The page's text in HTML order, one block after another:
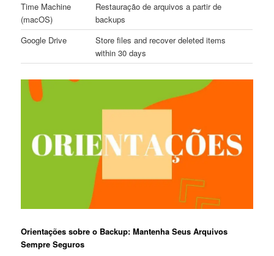
Time Machine
⁤(macOS)
Restauração de arquivos ⁣a partir de
backups
Google Drive
Store files and ‍recover deleted items
within 30 days
Orientações sobre o Backup: Mantenha Seus Arquivos
Sempre⁢ Seguros